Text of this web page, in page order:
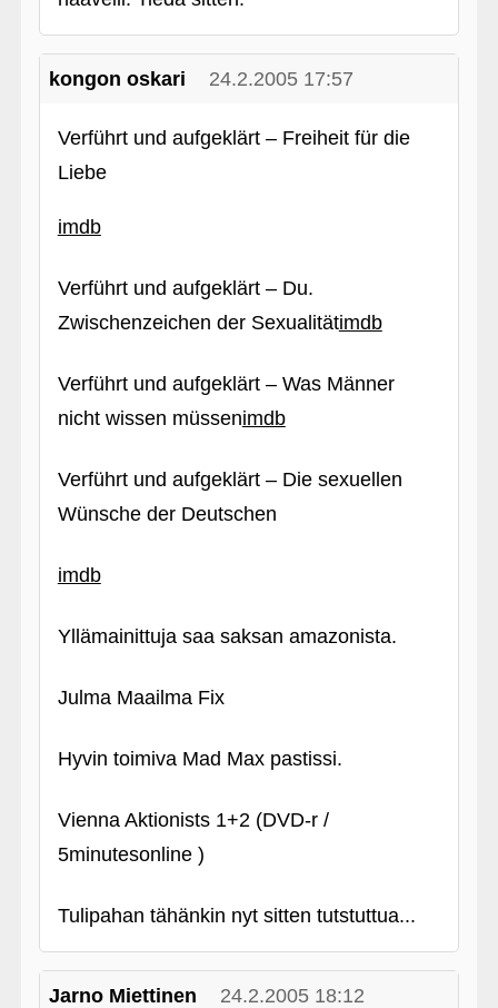
kongon oskari 24.2.2005 17:57
Verführt und aufgeklärt – Freiheit für die
Liebe
imdb
Verführt und aufgeklärt – Du.
Zwischenzeichen der Sexualitätimdb
Verführt und aufgeklärt – Was Männer
nicht wissen müssenimdb
Verführt und aufgeklärt – Die sexuellen
Wünsche der Deutschen
imdb
Yllämainittuja saa saksan amazonista.
Julma Maailma Fix
Hyvin toimiva Mad Max pastissi.
Vienna Aktionists 1+2 (DVD-r /
5minutesonline )
Tulipahan tähänkin nyt sitten tutstuttua...
Jarno Miettinen 24.2.2005 18:12